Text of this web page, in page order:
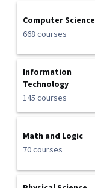
Computer Science
668 courses
Information
Technology
145 courses
Math and Logic
70 courses